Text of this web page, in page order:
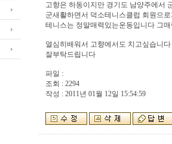
고향은 하동이지만 경기도 남양주에서
군새활하면서 덕소테니스클럽 회원으
테니스는 정말매력있는운동입니다 그
열심히배워서 고향에서도 치고싶습니다
잘부탁드립니다
파일 :
조회 : 2294
작성 : 2011년 01월 12일 15:54:59